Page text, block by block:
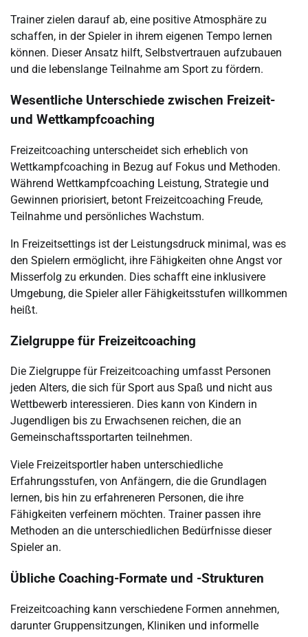
Trainer zielen darauf ab, eine positive Atmosphäre zu
schaffen, in der Spieler in ihrem eigenen Tempo lernen
können. Dieser Ansatz hilft, Selbstvertrauen aufzubauen
und die lebenslange Teilnahme am Sport zu fördern.
Wesentliche Unterschiede zwischen Freizeit-
und Wettkampfcoaching
Freizeitcoaching unterscheidet sich erheblich von
Wettkampfcoaching in Bezug auf Fokus und Methoden.
Während Wettkampfcoaching Leistung, Strategie und
Gewinnen priorisiert, betont Freizeitcoaching Freude,
Teilnahme und persönliches Wachstum.
In Freizeitsettings ist der Leistungsdruck minimal, was es
den Spielern ermöglicht, ihre Fähigkeiten ohne Angst vor
Misserfolg zu erkunden. Dies schafft eine inklusivere
Umgebung, die Spieler aller Fähigkeitsstufen willkommen
heißt.
Zielgruppe für Freizeitcoaching
Die Zielgruppe für Freizeitcoaching umfasst Personen
jeden Alters, die sich für Sport aus Spaß und nicht aus
Wettbewerb interessieren. Dies kann von Kindern in
Jugendligen bis zu Erwachsenen reichen, die an
Gemeinschaftssportarten teilnehmen.
Viele Freizeitsportler haben unterschiedliche
Erfahrungsstufen, von Anfängern, die die Grundlagen
lernen, bis hin zu erfahreneren Personen, die ihre
Fähigkeiten verfeinern möchten. Trainer passen ihre
Methoden an die unterschiedlichen Bedürfnisse dieser
Spieler an.
Übliche Coaching-Formate und -Strukturen
Freizeitcoaching kann verschiedene Formen annehmen,
darunter Gruppensitzungen, Kliniken und informelle